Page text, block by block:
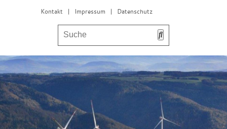
Kontakt | Impressum | Datenschutz
Bürgerservice & Gemeinderat
Leben in Hasel